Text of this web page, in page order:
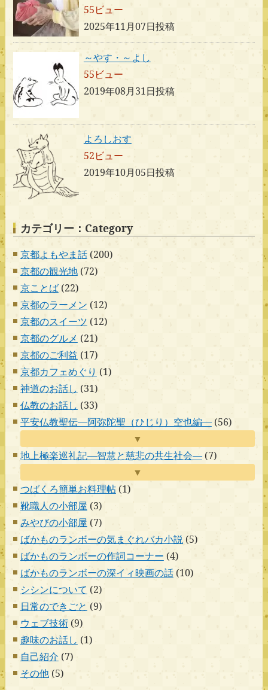
55ビュー
2025年11月07日投稿
～やす・～よし
55ビュー
2019年08月31日投稿
よろしおす
52ビュー
2019年10月05日投稿
カテゴリー：Category
京都よもやま話(200)
京都の観光地(72)
京ことば(22)
京都のラーメン (12)
京都のスイーツ (12)
京都のグルメ (21)
京都のご利益 (17)
京都カフェめぐり (1)
神道のお話し (31)
仏教のお話し (33)
平安仏教聖伝―阿弥陀聖（ひじり）空也編―(56)
▼
地上極楽巡礼記―智慧と慈悲の共生社会―(7)
▼
つばくろ簡単お料理帖(1)
靴職人の小部屋 (3)
みやびの小部屋 (7)
ばかものランボーの気まぐれバカ小説(5)
ばかものランボーの作詞コーナー (4)
ばかものランボーの深イィ映画の話(10)
シシンについて (2)
日常のできごと (9)
ウェブ技術(9)
趣味のお話し (1)
自己紹介 (7)
その他(5)